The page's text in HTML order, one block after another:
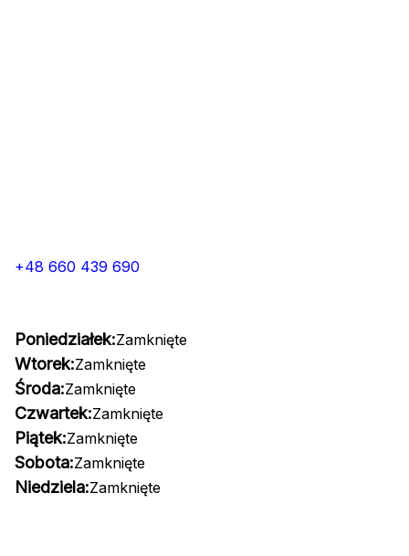
+48 660 439 690
Poniedziałek:Zamknięte
Wtorek:Zamknięte
Środa:Zamknięte
Czwartek:Zamknięte
Piątek:Zamknięte
Sobota:Zamknięte
Niedziela:Zamknięte